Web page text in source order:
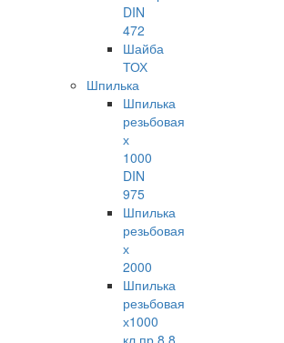
DIN
472
Шайба
ТОХ
Шпилька
Шпилька
резьбовая
х
1000
DIN
975
Шпилька
резьбовая
х
2000
Шпилька
резьбовая
х1000